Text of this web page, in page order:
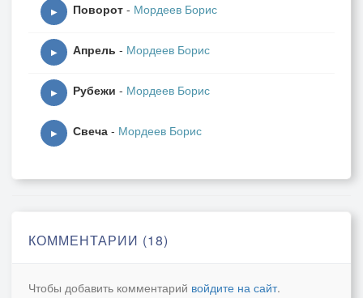
Клянусь пред алтарем!
▶ Поворот - Мордеев Борис
▶ Апрель - Мордеев Борис
▶ Рубежи - Мордеев Борис
▶ Свеча - Мордеев Борис
КОММЕНТАРИИ (18)
Чтобы добавить комментарий войдите на сайт.